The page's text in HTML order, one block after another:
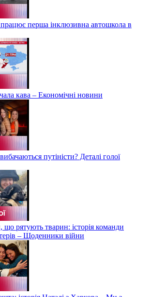
перша інклюзивна автошкола в
кава – Економічні новини
путіністи? Деталі голої
що рятують тварин: історія команди
– Щоденники війни